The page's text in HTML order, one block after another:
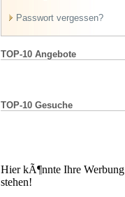
Passwort vergessen?
TOP-10 Angebote
TOP-10 Gesuche
Hier kÃ¶nnte Ihre Werbung
stehen!